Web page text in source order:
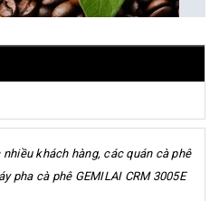
khách hàng, các quán cà phê
pha cà phê GEMILAI CRM 3005E